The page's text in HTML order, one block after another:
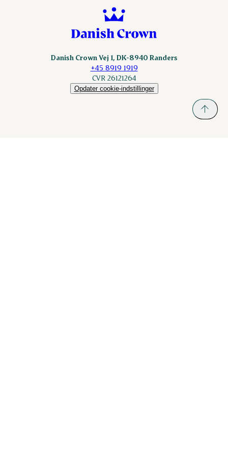
Danish Crown Vej 1, DK-8940 Randers
+45 8919 1919
CVR 26121264
Opdater cookie-indstillinger